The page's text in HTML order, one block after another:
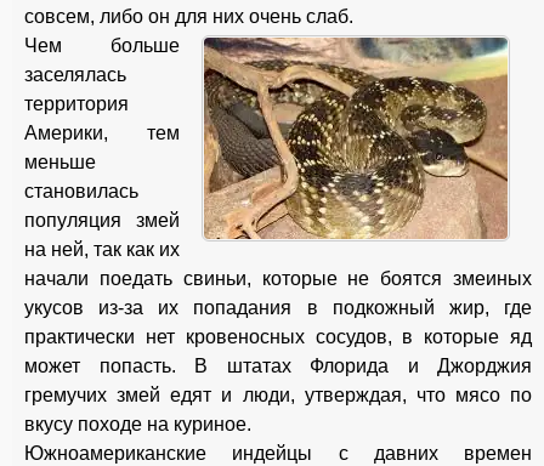
совсем, либо он для них очень слаб.
Чем больше
заселялась
территория
Америки, тем
меньше
становилась
популяция змей
на ней, так как их
начали поедать свиньи, которые не боятся змеиных
укусов из-за их попадания в подкожный жир, где
практически нет кровеносных сосудов, в которые яд
может попасть. В штатах Флорида и Джорджия
гремучих змей едят и люди, утверждая, что мясо по
вкусу походе на куриное.
Южноамериканские индейцы с давних времен